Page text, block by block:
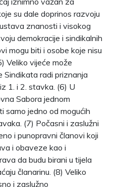
su dale doprinos razvoju
znanosti i visokog
demokracije i sindikalnih
mogu biti i osobe koje nisu
Veliko vijeće može
radi priznanja
1. i 2. stavka. (6) U
Sabora jednom
samo jedno od mogućih
(7) Počasni i zaslužni
i punopravni članovi koji
i obaveze kao i
da budu birani u tijela
članarinu. (8) Veliko
i zaslužno